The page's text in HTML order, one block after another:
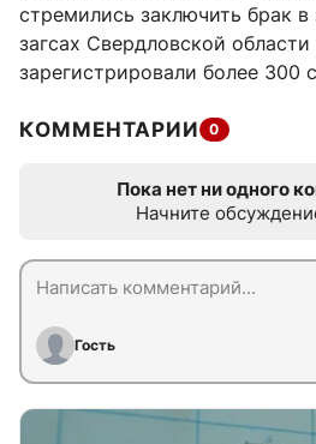
стремились заключить брак в
загсах Свердловской области
зарегистрировали более 300
КОММЕНТАРИИ 0
Пока нет ни одного
Начните
Гость